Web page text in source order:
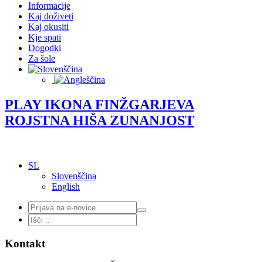
Informacije
Kaj doživeti
Kaj okusiti
Kje spati
Dogodki
Za šole
PLAY IKONA FINŽGARJEVA
ROJSTNA HIŠA ZUNANJOST
SL
Slovenščina
English
Kontakt